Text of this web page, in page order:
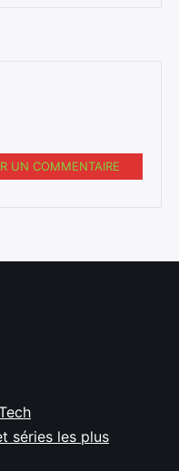
UN COMMENTAIRE
séries les plus